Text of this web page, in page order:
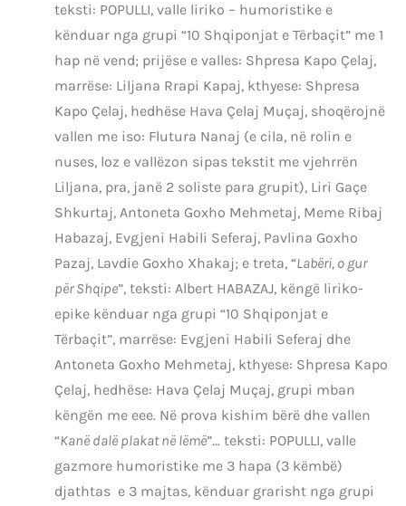
teksti: POPULLI, valle liriko – humoristike e
kënduar nga grupi “10 Shqiponjat e Tërbaçit” me 1
hap në vend; prijëse e valles: Shpresa Kapo Çelaj,
marrëse: Liljana Rrapi Kapaj, kthyese: Shpresa
Kapo Çelaj, hedhëse Hava Çelaj Muçaj, shoqërojnë
vallen me iso: Flutura Nanaj (e cila, në rolin e
nuses, loz e vallëzon sipas tekstit me vjehrrën
Liljana, pra, janë 2 soliste para grupit), Liri Gaçe
Shkurtaj, Antoneta Goxho Mehmetaj, Meme Ribaj
Habazaj, Evgjeni Habili Seferaj, Pavlina Goxho
Pazaj, Lavdie Goxho Xhakaj; e treta, “Labëri, o gur
për Shqipe”, teksti: Albert HABAZAJ, këngë liriko-
epike kënduar nga grupi “10 Shqiponjat e
Tërbaçit”, marrëse: Evgjeni Habili Seferaj dhe
Antoneta Goxho Mehmetaj, kthyese: Shpresa Kapo
Çelaj, hedhëse: Hava Çelaj Muçaj, grupi mban
këngën me eee. Në prova kishim bërë dhe vallen
“Kanë dalë plakat në lëmë”… teksti: POPULLI, valle
gazmore humoristike me 3 hapa (3 këmbë)
djathtas e 3 majtas, kënduar grarisht nga grupi